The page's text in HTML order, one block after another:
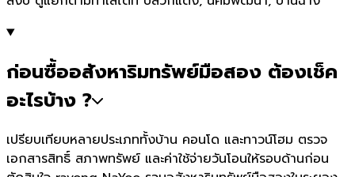
ก่อนซื้ออสังหาริมทรัพย์มือสอง ต้องเช็ค
อะไรบ้าง ?
เปรียบเทียบหลายประเภททั้งบ้าน คอนโด และทาวน์โฮม ตรวจ
เอกสารสิทธิ์ สภาพทรัพย์ และค่าใช้จ่ายวันโอนให้รอบด้านก่อน